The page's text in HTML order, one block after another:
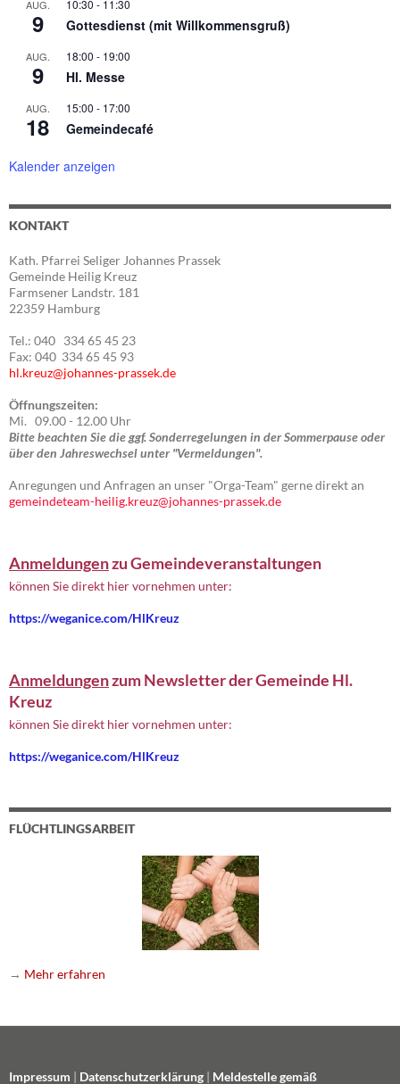
AUG.
9
10:30 - 11:30
Gottesdienst (mit Willkommensgruß)
AUG.
9
18:00 - 19:00
Hl. Messe
AUG.
18
15:00 - 17:00
Gemeindecafé
Kalender anzeigen
KONTAKT
Kath. Pfarrei Seliger Johannes Prassek
Gemeinde Heilig Kreuz
Farmsener Landstr. 181
22359 Hamburg
Tel.: 040 334 65 45 23
Fax: 040 334 65 45 93
hl.kreuz@johannes-prassek.de
Öffnungszeiten:
Mi. 09.00 - 12.00 Uhr
Bitte beachten Sie die ggf. Sonderregelungen in der Sommerpause oder
über den Jahreswechsel unter "Vermeldungen".
Anregungen und Anfragen an unser "Orga-Team" gerne direkt an
gemeindeteam-heilig.kreuz@johannes-prassek.de
Anmeldungenzu Gemeindeveranstaltungen
können Sie direkt hier vornehmen unter:
https://weganice.com/HlKreuz
Anmeldungenzum Newsletter der Gemeinde Hl.
Kreuz
können Sie direkt hier vornehmen unter:
https://weganice.com/HlKreuz
FLÜCHTLINGSARBEIT
→ Mehr erfahren
Impressum | Datenschutzerklärung | Meldestelle gemäß